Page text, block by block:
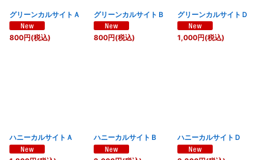
グリーンカルサイトＡ
800円(税込)
グリーンカルサイトＢ
800円(税込)
グリーンカルサイトＤ
1,000円(税込)
ハニーカルサイトＡ ハニーカルサイトＢ ハニーカルサイトＤ